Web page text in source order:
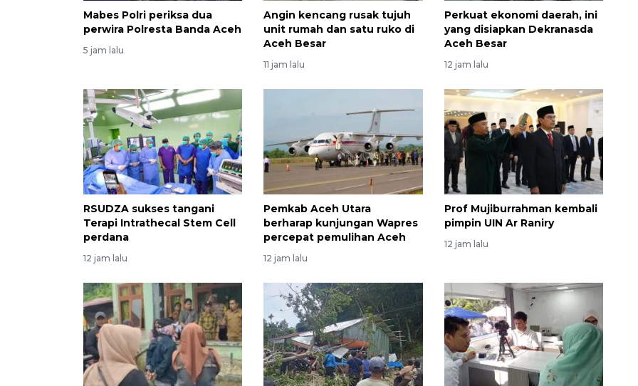
Mabes Polri periksa dua
perwira Polresta Banda Aceh
5 jam lalu
Angin kencang rusak tujuh
unit rumah dan satu ruko di
Aceh Besar
11 jam lalu
Perkuat ekonomi daerah, ini
yang disiapkan Dekranasda
Aceh Besar
12 jam lalu
RSUDZA sukses tangani
Terapi Intrathecal Stem Cell
perdana
12 jam lalu
Pemkab Aceh Utara
berharap kunjungan Wapres
percepat pemulihan Aceh
12 jam lalu
Prof Mujiburrahman kembali
pimpin UIN Ar Raniry
12 jam lalu